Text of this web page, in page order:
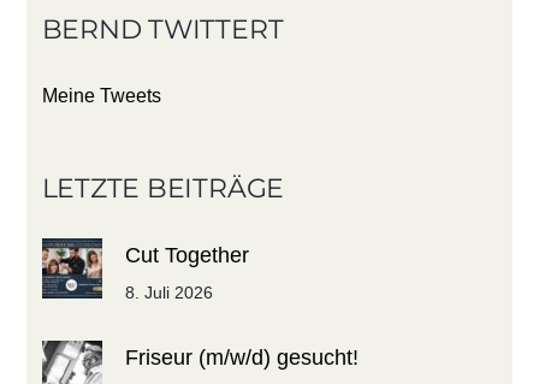
BERND TWITTERT
Meine Tweets
LETZTE BEITRÄGE
Cut Together
8. Juli 2026
Friseur (m/w/d) gesucht!